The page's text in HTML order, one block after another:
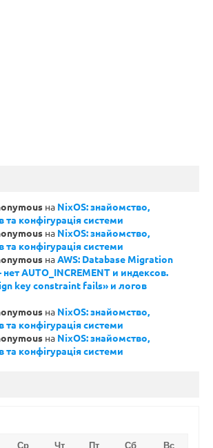
на NixOS: знайомство,
та конфігурація системи
на NixOS: знайомство,
та конфігурація системи
наAWS: Database Migration
AUTO_INCREMENT и индексов.
key constraint fails» и логов
на NixOS: знайомство,
та конфігурація системи
на NixOS: знайомство,
та конфігурація системи
Ср Чт Пт Сб Вс